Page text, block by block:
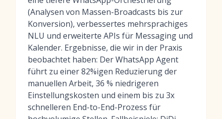
(Analysen von Massen-Broadcasts bis zur
Konversion), verbessertes mehrsprachiges
NLU und erweiterte APIs für Messaging und
Kalender. Ergebnisse, die wir in der Praxis
beobachtet haben: Der WhatsApp Agent
führt zu einer 82%igen Reduzierung der
manuellen Arbeit, 36 % niedrigeren
Einstellungskosten und einem bis zu 3x
schnelleren End-to-End-Prozess für